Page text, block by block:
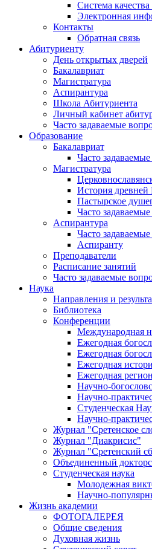
Система
Электронная
Контакты
Обратная связь
Абитуриенту
День открытых дверей
Бакалавриат
Магистратура
Аспирантура
Школа Абитуриента
Личный кабинет
Часто задаваемые
Образование
Бакалавриат
Часто
Магистратура
История древней
Пастырское
Часто
Аспирантура
Часто
Аспиранту
Преподаватели
Расписание занятий
Часто задаваемые
Наука
Направления и
Библиотека
Конференции
Международная
Ежегодная
Ежегодная
Ежегодная
Ежегодная
Научно-
Научно-
Студенческая
Научно-
Журнал "Сретенское
Журнал "Диакрисис"
Журнал "Сретенский
Объединенный
Студенческая наука
Молодежная
Научно-
Жизнь академии
ФОТОГАЛЕРЕЯ
Общие сведения
Духовная жизнь